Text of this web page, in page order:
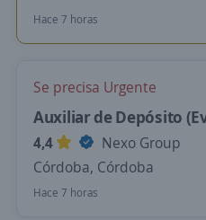
Hace 7 horas
Se precisa Urgente
Auxiliar de Depósito
4,4
Nexo Group
Córdoba, Córdoba
Hace 7 horas